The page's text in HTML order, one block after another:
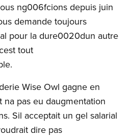
ng006fcions depuis juin
demande toujours
pour la dure0020dun autre
tout
Wise Owl gagne en
pas eu daugmentation
Sil acceptait un gel salarial
dire pas